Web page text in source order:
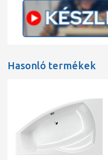
Hasonló termékek